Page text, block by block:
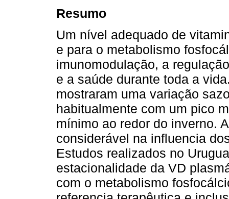
Resumo
Um nível adequado de
e para o metabolismo
imunomodulação, a
e a saúde durante toda a
mostraram uma variação
habitualmente com um pico
mínimo ao redor do inverno.
considerável na influencia
Estudos realizados no
estacionalidade da VD
com o metabolismo